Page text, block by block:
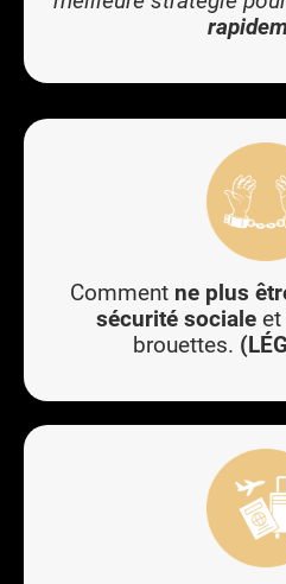
Comment ne plus
sécurité socialeet
brouettes.